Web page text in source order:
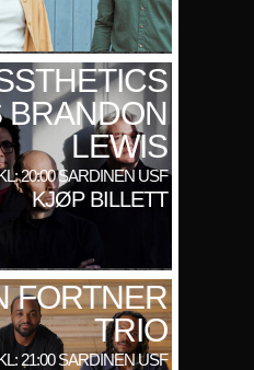
BRANDON
LEWIS
20:00 SARDINEN USF
KJØP BILLETT
FORTNER
TRIO
21:00 SARDINEN USF